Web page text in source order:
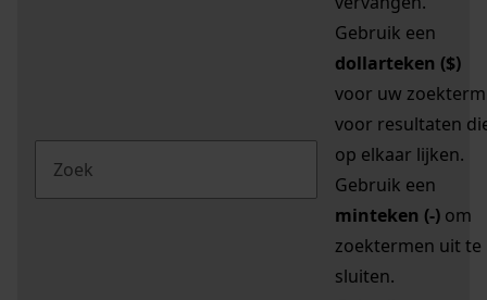
Gebruik een
dollarteken ($)
voor uw zoekterm
voor resultaten
op elkaar lijken.
Gebruik een
minteken (-) om
zoektermen uit te
sluiten.